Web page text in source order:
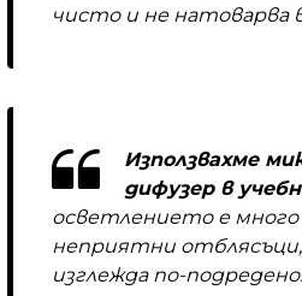
чисто и не натоварва
Използвахме
дифузер в
осветлението е
неприятни
изглежда по-подредено.